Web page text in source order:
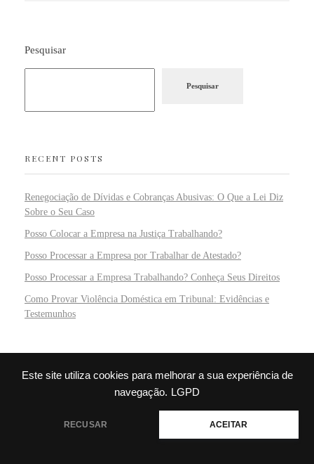
Este site utiliza cookies para melhorar a sua experiência de
navegação. LGPD
RECUSAR ACEITAR
Pesquisar
Pesquisar
RECENT POSTS
Renegociação de Dívidas e Cobranças Abusivas: O Que a Lei Diz
Sobre o Seu Caso
Posso Colocar a Empresa na Justiça Trabalhando?
Posso Processar a Empresa por Trabalhar de Atestado?
Posso Processar a Empresa Trabalhando? Conheça Seus Direitos
Como Provar Violência Doméstica em Tribunal: Evidências e
Testemunhos
💬 Precisa de ajuda?